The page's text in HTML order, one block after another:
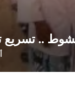
.. تسريع